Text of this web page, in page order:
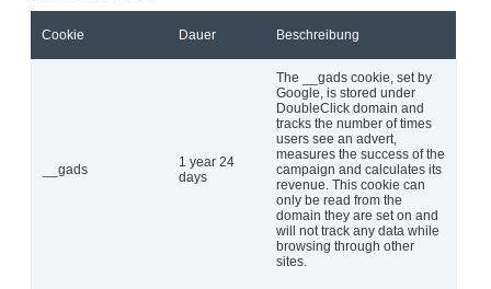
Cookie Dauer Beschreibung
__gads
1 year 24
days
The __gads cookie, set by
Google, is stored under
DoubleClick domain and
tracks the number of times
users see an advert,
measures the success of the
campaign and calculates its
revenue. This cookie can
only be read from the
domain they are set on and
will not track any data while
browsing through other
sites.